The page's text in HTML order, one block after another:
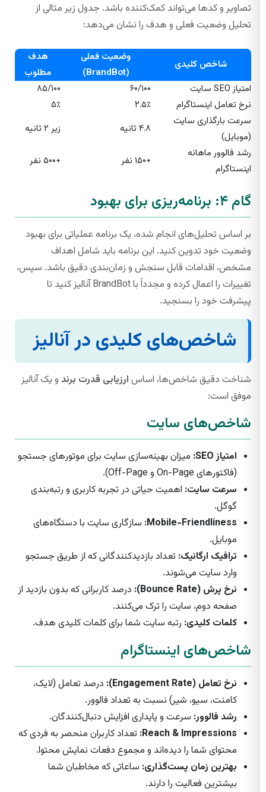
تصاویر و کدها می‌تواند کمک‌کننده باشد. جدول زیر مثالی از
تحلیل وضعیت فعلی و هدف را نشان می‌دهد:
شاخص کلیدی
وضعیت فعلی
(BrandBot)
هدف
مطلوب
امتیاز SEO سایت
۶۰/۱۰۰
۸۵/۱۰۰
نرخ تعامل اینستاگرام
۲.۵٪
۵٪
سرعت بارگذاری سایت
(موبایل)
۴.۸ ثانیه
زیر ۲ ثانیه
رشد فالوور ماهانه
اینستاگرام
+۱۵۰ نفر +۵۰۰ نفر
گام ۴: برنامه‌ریزی برای بهبود
بر اساس تحلیل‌های انجام شده، یک برنامه عملیاتی برای بهبود
وضعیت خود تدوین کنید. این برنامه باید شامل اهداف
مشخص، اقدامات قابل سنجش و زمان‌بندی دقیق باشد. سپس،
تغییرات را اعمال کرده و مجدداً با BrandBot آنالیز کنید تا
پیشرفت خود را بسنجید.
شاخص‌های کلیدی در آنالیز
شناخت دقیق شاخص‌ها، اساس ارزیابی قدرت برند و یک آنالیز
موفق است:
شاخص‌های سایت
امتیاز SEO:
میزان بهینه‌سازی سایت برای موتورهای جستجو
(فاکتورهای On-Page و Off-Page).
سرعت سایت: اهمیت حیاتی در تجربه کاربری و رتبه‌بندی
گوگل.
Mobile-Friendliness: سازگاری سایت با دستگاه‌های
موبایل.
ترافیک ارگانیک: تعداد بازدیدکنندگانی که از طریق جستجو
وارد سایت می‌شوند.
نرخ پرش (Bounce Rate):
درصد کاربرانی که بدون بازدید از
صفحه دوم، سایت را ترک می‌کنند.
کلمات کلیدی: رتبه سایت شما برای کلمات کلیدی هدف.
شاخص‌های اینستاگرام
نرخ تعامل (Engagement Rate):
درصد تعامل (لایک،
کامنت، سیو، شیر) نسبت به تعداد فالوور.
رشد فالوور: سرعت و پایداری افزایش دنبال‌کنندگان.
Reach & Impressions: تعداد کاربران منحصر به فردی که
محتوای شما را دیده‌اند و مجموع دفعات نمایش محتوا.
بهترین زمان پست‌گذاری: ساعاتی که مخاطبان شما
بیشترین فعالیت را دارند.